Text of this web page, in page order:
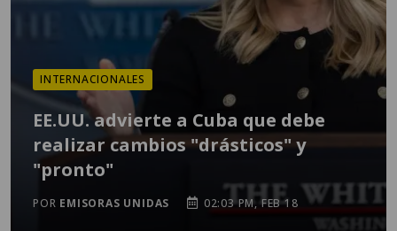
INTERNACIONALES
EE.UU. advierte a Cuba que debe
realizar cambios "drásticos" y
"pronto"
POR EMISORAS UNIDAS 02:03 PM, FEB 18